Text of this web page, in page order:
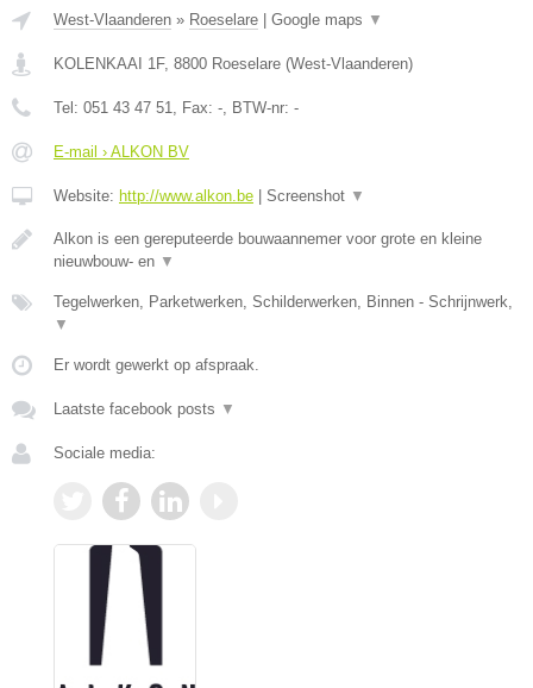
West-Vlaanderen » Roeselare Google maps ▼
KOLENKAAI 1F, 8800 Roeselare (West-Vlaanderen)
Tel: 051 43 47 51 , Fax: - , BTW-nr: -
E-mail › ALKON BV
Website: http://www.alkon.be Screenshot ▼
Alkon is een gereputeerde bouwaannemer voor grote en kleine
nieuwbouw- en ▼
Tegelwerken, Parketwerken, Schilderwerken, Binnen - Schrijnwerk,
▼
Er wordt gewerkt op afspraak.
Laatste facebook posts ▼
Sociale media: